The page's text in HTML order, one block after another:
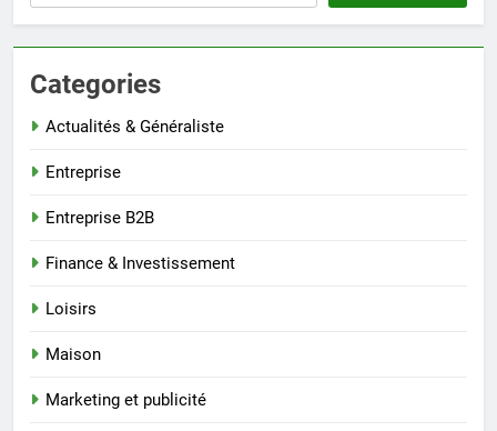
Categories
Actualités & Généraliste
Entreprise
Entreprise B2B
Finance & Investissement
Loisirs
Maison
Marketing et publicité